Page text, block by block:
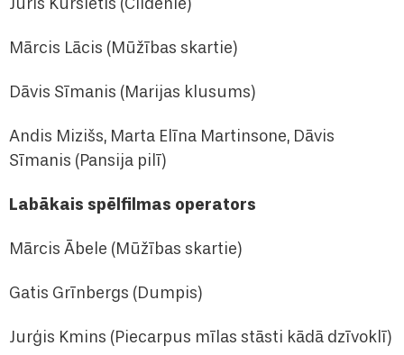
Juris Kursietis (Cildenie)
Mārcis Lācis (Mūžības skartie)
Dāvis Sīmanis (Marijas klusums)
Andis Mizišs, Marta Elīna Martinsone, Dāvis
Sīmanis (Pansija pilī)
Labākais spēlfilmas operators
Mārcis Ābele (Mūžības skartie)
Gatis Grīnbergs (Dumpis)
Jurģis Kmins (Piecarpus mīlas stāsti kādā dzīvoklī)